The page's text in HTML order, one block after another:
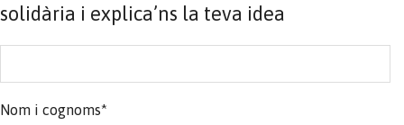
solidària i explica’ns la teva idea
Nom i cognoms*